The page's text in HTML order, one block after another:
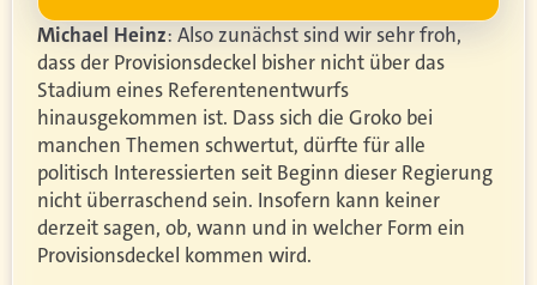
Michael Heinz: Also zunächst sind wir sehr froh,
dass der Provisionsdeckel bisher nicht über das
Stadium eines Referentenentwurfs
hinausgekommen ist. Dass sich die Groko bei
manchen Themen schwertut, dürfte für alle
politisch Interessierten seit Beginn dieser Regierung
nicht überraschend sein. Insofern kann keiner
derzeit sagen, ob, wann und in welcher Form ein
Provisionsdeckel kommen wird.